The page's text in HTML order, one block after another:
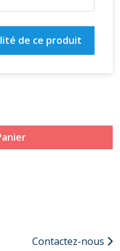
de ce produit
Contactez-nous